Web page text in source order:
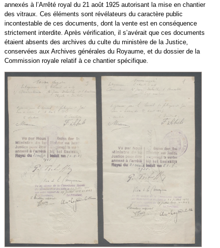
annexés à l’Arrêté royal du 21 août 1925 autorisant la mise en chantier
des vitraux. Ces éléments sont révélateurs du caractère public
incontestable de ces documents, dont la vente est en conséquence
strictement interdite. Après vérification, il s’avérait que ces documents
étaient absents des archives du culte du ministère de la Justice,
conservées aux Archives générales du Royaume, et du dossier de la
Commission royale relatif à ce chantier spécifique.